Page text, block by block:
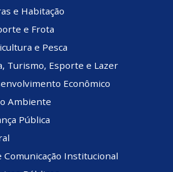
e Habitação
e Frota
e Pesca
Turismo, Esporte e Lazer
Econômico
Ambiente
Pública
Comunicação Institucional